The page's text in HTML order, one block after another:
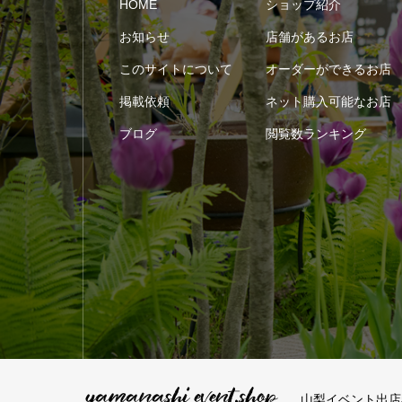
HOME ショップ紹介
お知らせ 店舗があるお店
このサイトについて オーダーができるお店
掲載依頼 ネット購入可能なお店
ブログ 閲覧数ランキング